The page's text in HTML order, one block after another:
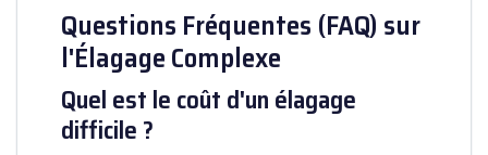
Questions Fréquentes (FAQ) sur
l'Élagage Complexe
Quel est le coût d'un élagage
difficile ?